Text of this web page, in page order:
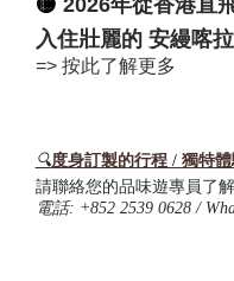
🟡 2026年從香港直
入住壯麗的 安縵喀
=> 按此了解更多
🔍度身訂製的行程 / 獨特
請聯絡您的品味遊專員了
電話: +852 2539 0628 /